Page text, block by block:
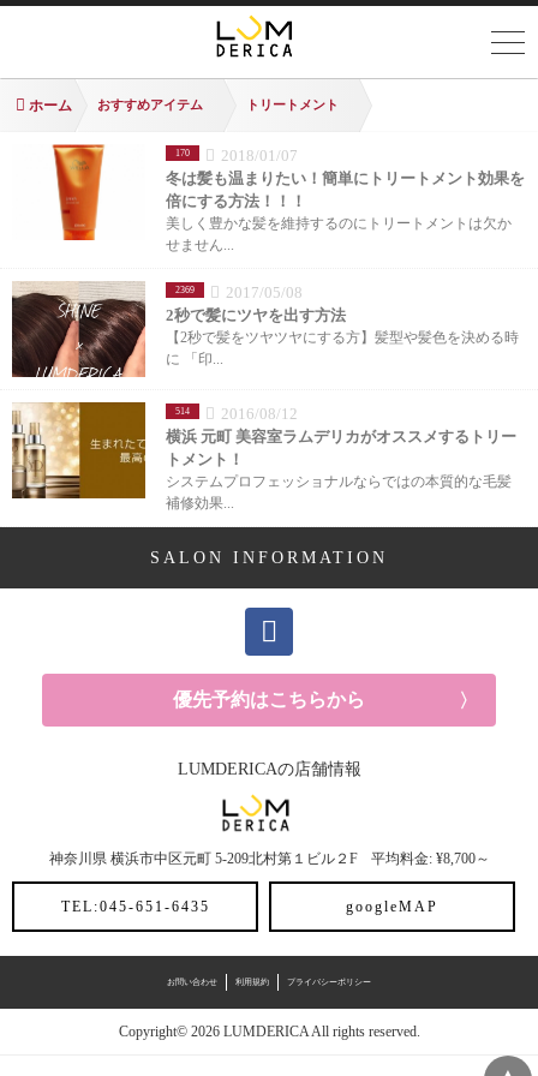
ホーム おすすめアイテム トリートメント
170
2018/01/07
冬は髪も温まりたい！簡単にトリートメント効果を
倍にする方法！！！
美しく豊かな髪を維持するのにトリートメントは欠か
せません...
2369
2017/05/08
2秒で髪にツヤを出す方法
【2秒で髪をツヤツヤにする方】髪型や髪色を決める時
に 「印...
514
2016/08/12
横浜 元町 美容室ラムデリカがオススメするトリー
トメント！
システムプロフェッショナルならではの本質的な毛髪
補修効果...
SALON INFORMATION
優先予約はこちらから
LUMDERICAの店舗情報
神奈川県 横浜市中区元町 5-209北村第１ビル２F 平均料金: ¥8,700～
TEL:045-651-6435 googleMAP
お問い合わせ 利用規約 プライバシーポリシー
Copyright© 2026 LUMDERICA All rights reserved.